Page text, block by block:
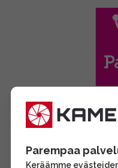
Parempaa
Keräämme